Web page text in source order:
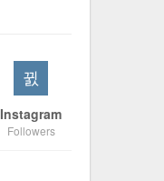
Instagram
Followers